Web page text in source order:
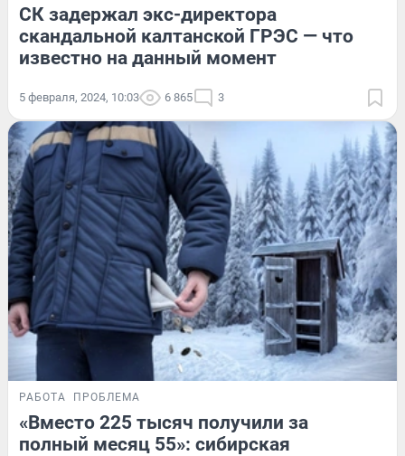
СК задержал экс-директора
скандальной калтанской ГРЭС — что
известно на данный момент
5 февраля, 2024, 10:03 6 865 3
РАБОТА ПРОБЛЕМА
«Вместо 225 тысяч получили за
полный месяц 55»: сибирская